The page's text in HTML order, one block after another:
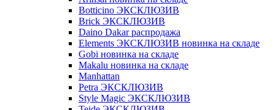
Botticino ЭКСКЛЮЗИВ
Brick ЭКСКЛЮЗИВ
Daino Dakar распродажа
Elements ЭКСКЛЮЗИВ новинка на складе
Gobi новинка на складе
Makalu новинка на складе
Manhattan
Petra ЭКСКЛЮЗИВ
Style Magic ЭКСКЛЮЗИВ